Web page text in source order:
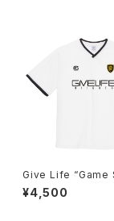
Give Life “Game
¥4,500